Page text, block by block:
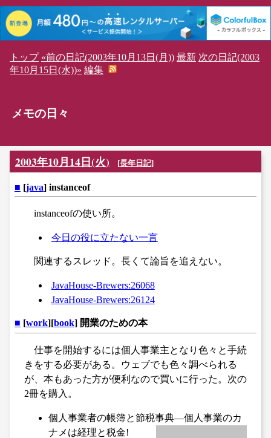
トップ «前の日記(2003年10月13日(月)) 最新 次の日記(2003
年10月15日(水))» 編集
メモの日々
2003年10月14日(火) [長年日記]
■ [java] instanceof
instanceofの使い所。
今日の役に立たない一言
関連するスレッド。長くて論旨を追えない。
JavaHouse-Brewers:26068
JavaHouse-Brewers:26124
■ [work][book] 開業のための本
仕事を開始するには個人事業主となり色々と手続
きをする必要がある。ウェブでも色々調べられる
が、本もあった方が便利なので買いに行った。次の
2冊を購入。
個人事業者の帳簿と節税事典―個人事業のカ
ナメは経理と税金!